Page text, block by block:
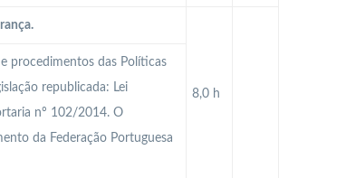
8,0 h
procedimentos das Políticas
republicada: Lei
nº 102/2014. O
da Federação Portuguesa